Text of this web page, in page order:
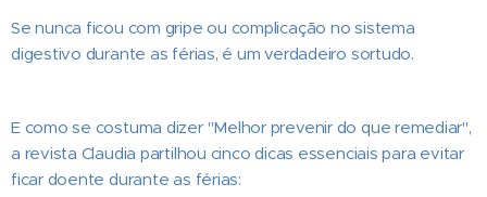
Se nunca ficou com gripe ou complicação no sistema
digestivo durante as férias, é um verdadeiro sortudo.
E como se costuma dizer "Melhor prevenir do que remediar",
a revista Claudia partilhou cinco dicas essenciais para evitar
ficar doente durante as férias: